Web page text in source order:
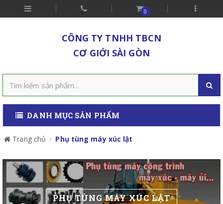
0
CÔNG TY TNHH TBCN
CƠ GIỚI SÀI GÒN
DANH MỤC SẢN PHẨM
Trang chủ Phụ tùng máy xúc lật
PHỤ TÙNG MÁY XÚC LẬT